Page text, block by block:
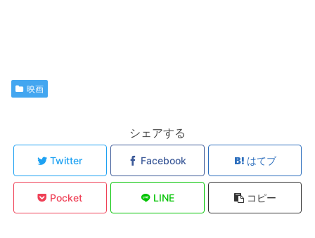
映画
シェアする
Twitter Facebook はてブ
Pocket LINE コピー